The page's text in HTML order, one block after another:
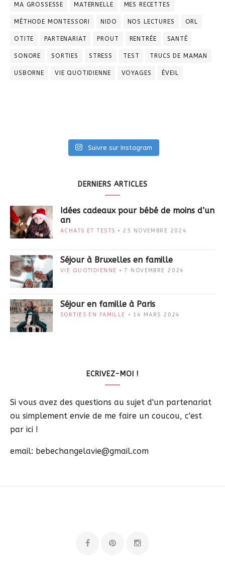
MA GROSSESSE MATERNELLE MES RECETTES
MÉTHODE MONTESSORI NIDO NOS LECTURES ORL
OTITE PARTENARIAT PROUT RENTRÉE SANTÉ
SONORE SORTIES STRESS TEST TRUCS DE MAMAN
USBORNE VIE QUOTIDIENNE VOYAGES ÉVEIL
Suivre sur Instagram
DERNIERS ARTICLES
Idées cadeaux pour bébé de moins d’un
an
ACHATS ET TESTS 25 NOVEMBRE 2024
Séjour à Bruxelles en famille
VIE QUOTIDIENNE 7 NOVEMBRE 2024
Séjour en famille à Paris
SORTIES EN FAMILLE 14 MARS 2024
ECRIVEZ-MOI !
Si vous avez des questions au sujet d'un partenariat
ou simplement envie de me faire un coucou, c'est
par ici !
email: bebechangelavie@gmail.com